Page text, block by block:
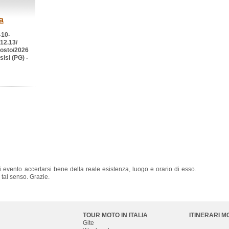
2026
(PG) -
accertarsi bene della reale esistenza, luogo e orario di esso.
senso. Grazie.
TOUR MOTO IN ITALIA
Gite
ITINERARI